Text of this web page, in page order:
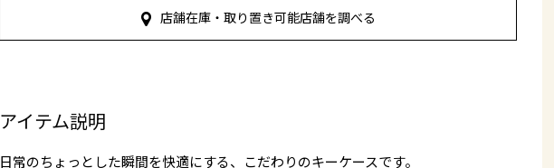
店舗在庫・取り置き可能店舗を調べる
アイテム説明
日常のちょっとした瞬間を快適にする、こだわりのキーケースです。